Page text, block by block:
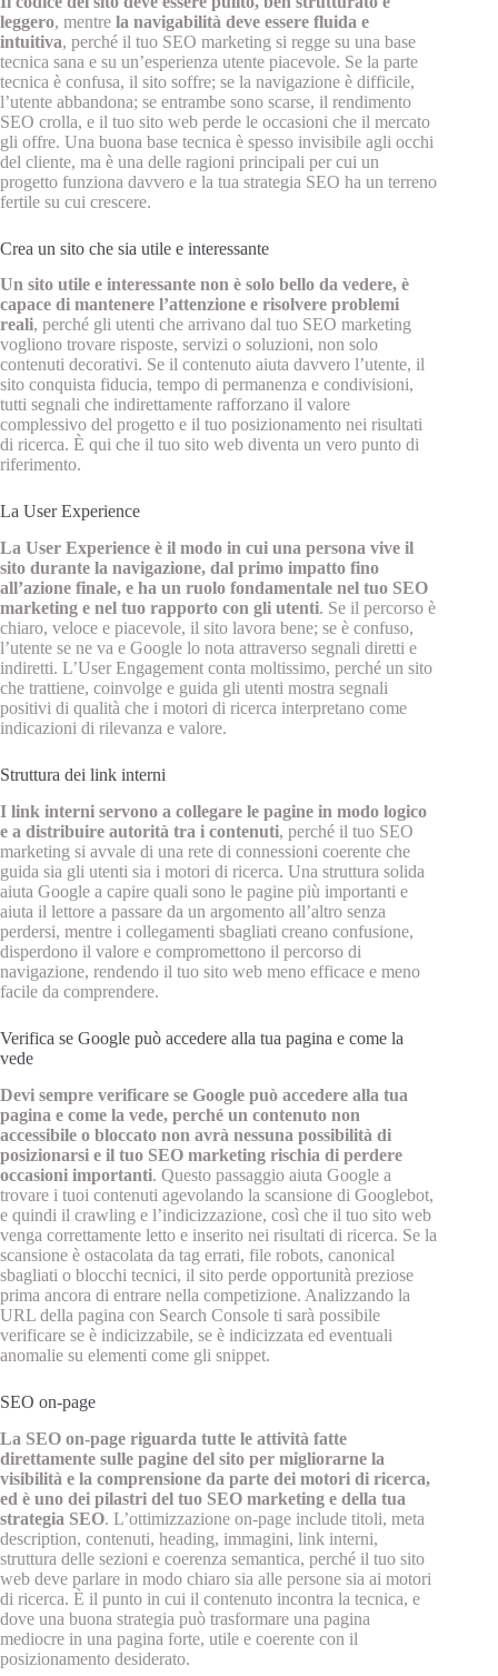
leggero, mentre la navigabilità deve essere fluida e
intuitiva, perché il tuo SEO marketing si regge su una base
tecnica sana e su un’esperienza utente piacevole. Se la parte
tecnica è confusa, il sito soffre; se la navigazione è difficile,
l’utente abbandona; se entrambe sono scarse, il rendimento
SEO crolla, e il tuo sito web perde le occasioni che il mercato
gli offre. Una buona base tecnica è spesso invisibile agli occhi
del cliente, ma è una delle ragioni principali per cui un
progetto funziona davvero e la tua strategia SEO ha un terreno
fertile su cui crescere.
Crea un sito che sia utile e interessante
Un sito utile e interessante non è solo bello da vedere, è
capace di mantenere l’attenzione e risolvere problemi
reali, perché gli utenti che arrivano dal tuo SEO marketing
vogliono trovare risposte, servizi o soluzioni, non solo
contenuti decorativi. Se il contenuto aiuta davvero l’utente, il
sito conquista fiducia, tempo di permanenza e condivisioni,
tutti segnali che indirettamente rafforzano il valore
complessivo del progetto e il tuo posizionamento nei risultati
di ricerca. È qui che il tuo sito web diventa un vero punto di
riferimento.
La User Experience
La User Experience è il modo in cui una persona vive il
sito durante la navigazione, dal primo impatto fino
all’azione finale, e ha un ruolo fondamentale nel tuo SEO
marketing e nel tuo rapporto con gli utenti. Se il percorso è
chiaro, veloce e piacevole, il sito lavora bene; se è confuso,
l’utente se ne va e Google lo nota attraverso segnali diretti e
indiretti. L’User Engagement conta moltissimo, perché un sito
che trattiene, coinvolge e guida gli utenti mostra segnali
positivi di qualità che i motori di ricerca interpretano come
indicazioni di rilevanza e valore.
Struttura dei link interni
I link interni servono a collegare le pagine in modo logico
e a distribuire autorità tra i contenuti, perché il tuo SEO
marketing si avvale di una rete di connessioni coerente che
guida sia gli utenti sia i motori di ricerca. Una struttura solida
aiuta Google a capire quali sono le pagine più importanti e
aiuta il lettore a passare da un argomento all’altro senza
perdersi, mentre i collegamenti sbagliati creano confusione,
disperdono il valore e compromettono il percorso di
navigazione, rendendo il tuo sito web meno efficace e meno
facile da comprendere.
Verifica se Google può accedere alla tua pagina e come la
vede
Devi sempre verificare se Google può accedere alla tua
pagina e come la vede, perché un contenuto non
accessibile o bloccato non avrà nessuna possibilità di
posizionarsi e il tuo SEO marketing rischia di perdere
occasioni importanti. Questo passaggio aiuta Google a
trovare i tuoi contenuti agevolando la scansione di Googlebot,
e quindi il crawling e l’indicizzazione, così che il tuo sito web
venga correttamente letto e inserito nei risultati di ricerca. Se la
scansione è ostacolata da tag errati, file robots, canonical
sbagliati o blocchi tecnici, il sito perde opportunità preziose
prima ancora di entrare nella competizione. Analizzando la
URL della pagina con Search Console ti sarà possibile
verificare se è indicizzabile, se è indicizzata ed eventuali
anomalie su elementi come gli snippet.
SEO on-page
La SEO on‑page riguarda tutte le attività fatte
direttamente sulle pagine del sito per migliorarne la
visibilità e la comprensione da parte dei motori di ricerca,
ed è uno dei pilastri del tuo SEO marketing e della tua
strategia SEO. L’ottimizzazione on‑page include titoli, meta
description, contenuti, heading, immagini, link interni,
struttura delle sezioni e coerenza semantica, perché il tuo sito
web deve parlare in modo chiaro sia alle persone sia ai motori
di ricerca. È il punto in cui il contenuto incontra la tecnica, e
dove una buona strategia può trasformare una pagina
mediocre in una pagina forte, utile e coerente con il
posizionamento desiderato.